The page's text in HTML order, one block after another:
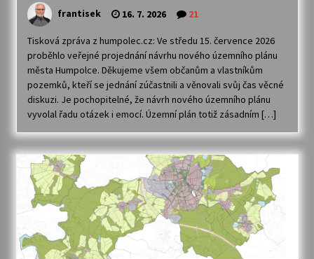
frantisek 16. 7. 2026 21
Tisková zpráva z humpolec.cz: Ve středu 15. července 2026
proběhlo veřejné projednání návrhu nového územního plánu
města Humpolce. Děkujeme všem občanům a vlastníkům
pozemků, kteří se jednání zúčastnili a věnovali svůj čas věcné
diskuzi. Je pochopitelné, že návrh nového územního plánu
vyvolal řadu otázek i emocí. Územní plán totiž zásadním […]